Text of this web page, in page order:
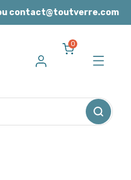
contact@toutverre.com
0